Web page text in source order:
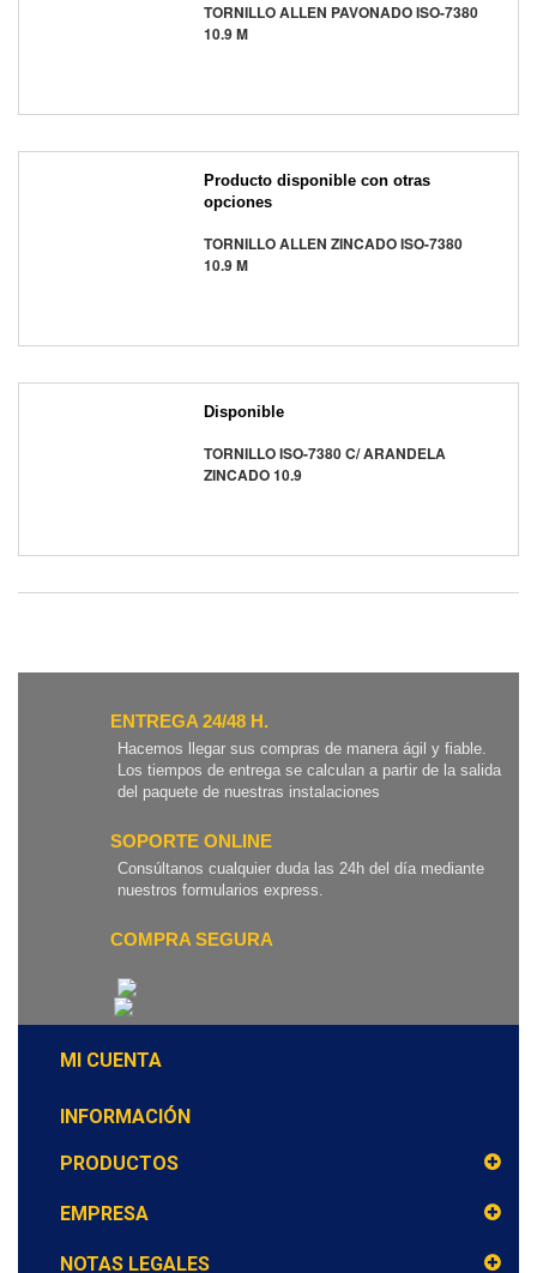
TORNILLO ALLEN PAVONADO ISO-7380
10.9 M
Producto disponible con otras
opciones
TORNILLO ALLEN ZINCADO ISO-7380
10.9 M
Disponible
TORNILLO ISO-7380 C/ ARANDELA
ZINCADO 10.9
ENTREGA 24/48 H.
Hacemos llegar sus compras de manera ágil y fiable.
Los tiempos de entrega se calculan a partir de la salida
del paquete de nuestras instalaciones
SOPORTE ONLINE
Consúltanos cualquier duda las 24h del día mediante
nuestros formularios express.
COMPRA SEGURA
MI CUENTA
INFORMACIÓN
PRODUCTOS
EMPRESA
NOTAS LEGALES